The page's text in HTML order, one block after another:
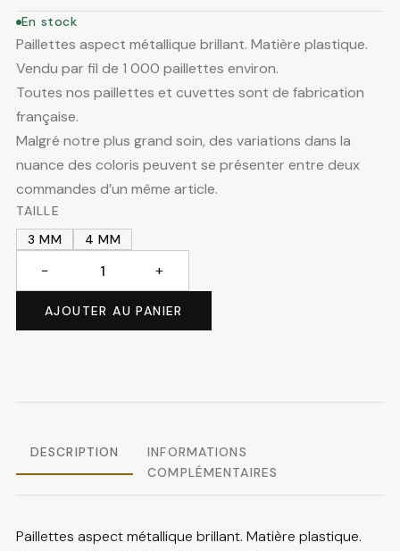
de
à
En stock
Paillettes aspect métallique brillant. Matière plastique.
Vendu par fil de 1 000 paillettes environ.
Toutes nos paillettes et cuvettes sont de fabrication
française.
Malgré notre plus grand soin, des variations dans la
nuance des coloris peuvent se présenter entre deux
commandes d’un même article.
TAILLE
3 MM
4 MM
Paillettes
− +
AJOUTER AU PANIER
DESCRIPTION
INFORMATIONS
COMPLÉMENTAIRES
Paillettes aspect métallique brillant. Matière plastique.